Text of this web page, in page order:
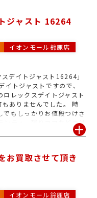
になることがございま
。ロレックスのデイトジ
ジャスト 16264
イオンモール鈴鹿店
デイトジャスト16264」
トジャストですので、
レックスデイトジャスト
ありませんでした。 時
もしっかりお値段つけさ
ンティ、残りコマなどの付
! どのモデルも付属品なし
。動かなくなってしまっ
にしまい込んでいるロレ
お買取させて頂き
イオンモール鈴鹿店